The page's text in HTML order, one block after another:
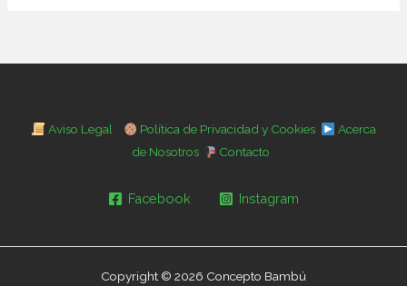
Aviso Legal Política de Privacidad y Cookies
Acerca
de Nosotros
Contacto
Facebook Instagram
Copyright © 2026 Concepto Bambú